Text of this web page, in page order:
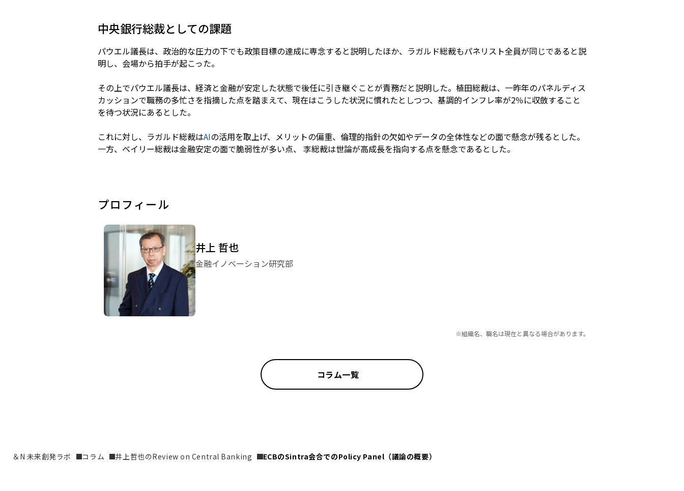
中央銀行総裁としての課題
パウエル議長は、政治的な圧力の下でも政策目標の達成に専念すると説明したほか、ラガルド総裁もパネリスト全員が同じであると説
明し、会場から拍手が起こった。
その上でパウエル議長は、経済と金融が安定した状態で後任に引き継ぐことが責務だと説明した。植田総裁は、一昨年のパネルディス
カッションで職務の多忙さを指摘した点を踏まえて、現在はこうした状況に慣れたとしつつ、基調的インフレ率が2％に収斂すること
を待つ状況にあるとした。
これに対し、ラガルド総裁はAIの活用を取上げ、メリットの偏重、倫理的指針の欠如やデータの全体性などの面で懸念が残るとした。
一方、ベイリー総裁は金融安定の面で脆弱性が多い点、 李総裁は世論が高成長を指向する点を懸念であるとした。
プロフィール
井上 哲也
金融イノベーション研究部
※組織名、職名は現在と異なる場合があります。
コラム一覧
＆N 未来創発ラボ コラム 井上哲也のReview on Central Banking ECBのSintra会合でのPolicy Panel（議論の概要）